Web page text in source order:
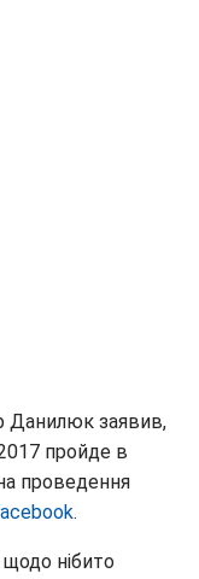
Данилюк заявив,
пройде в
проведення
.
нібито